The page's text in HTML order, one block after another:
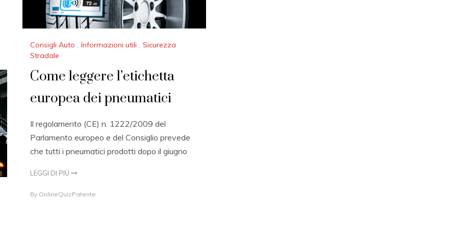
Consigli Auto , Informazioni utili , Sicurezza
Stradale
Come leggere l’etichetta
europea dei pneumatici
Il regolamento (CE) n. 1222/2009 del
Parlamento europeo e del Consiglio prevede
che tutti i pneumatici prodotti dopo il giugno
LEGGI DI PIÙ
1
By OnlineQuizPatente